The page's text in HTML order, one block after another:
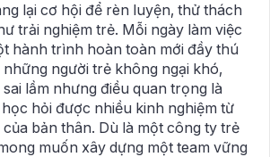
lại cơ hội để rèn luyện, thử thách
trải nghiệm trẻ. Mỗi ngày làm việc
hành trình hoàn toàn mới đầy thú
người trẻ không ngại khó,
lầm nhưng điều quan trọng là
hỏi được nhiều kinh nghiệm từ
bản thân. Dù là một công ty trẻ
muốn xây dựng một team vững